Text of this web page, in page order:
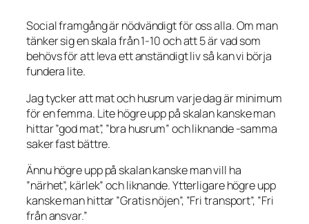
Social framgång är nödvändigt för oss alla. Om man
tänker sig en skala från 1-10 och att 5 är vad som
behövs för att leva ett anständigt liv så kan vi börja
fundera lite.
Jag tycker att mat och husrum varje dag är minimum
för en femma. Lite högre upp på skalan kanske man
hittar ”god mat”, ”bra husrum” och liknande -samma
saker fast bättre.
Ännu högre upp på skalan kanske man vill ha
”närhet”, kärlek” och liknande. Ytterligare högre upp
kanske man hittar ”Gratis nöjen”, ”Fri transport”, ”Fri
från ansvar.”